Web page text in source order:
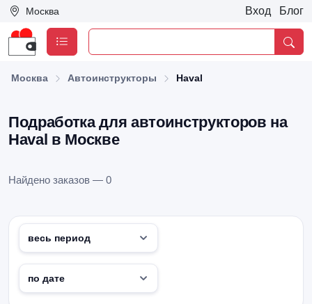
Москва Вход Блог
Москва Автоинструкторы Haval
Подработка для автоинструкторов на
Haval в Москве
Найдено заказов — 0